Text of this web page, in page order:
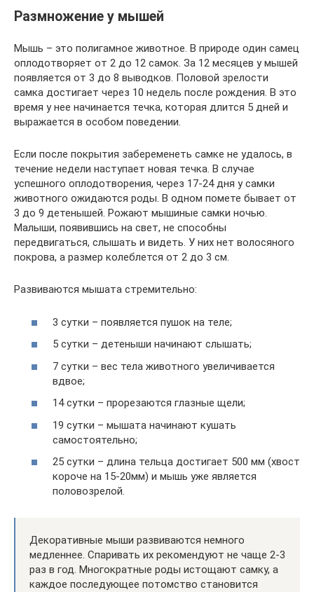
Размножение у мышей
Мышь – это полигамное животное. В природе один самец
оплодотворяет от 2 до 12 самок. За 12 месяцев у мышей
появляется от 3 до 8 выводков. Половой зрелости
самка достигает через 10 недель после рождения. В это
время у нее начинается течка, которая длится 5 дней и
выражается в особом поведении.
Если после покрытия забеременеть самке не удалось, в
течение недели наступает новая течка. В случае
успешного оплодотворения, через 17-24 дня у самки
животного ожидаются роды. В одном помете бывает от
3 до 9 детенышей. Рожают мышиные самки ночью.
Малыши, появившись на свет, не способны
передвигаться, слышать и видеть. У них нет волосяного
покрова, а размер колеблется от 2 до 3 см.
Развиваются мышата стремительно:
3 сутки – появляется пушок на теле;
5 сутки – детеныши начинают слышать;
7 сутки – вес тела животного увеличивается
вдвое;
14 сутки – прорезаются глазные щели;
19 сутки – мышата начинают кушать
самостоятельно;
25 сутки – длина тельца достигает 500 мм (хвост
короче на 15-20мм) и мышь уже является
половозрелой.
Декоративные мыши развиваются немного
медленнее. Спаривать их рекомендуют не чаще 2-3
раз в год. Многократные роды истощают самку, а
каждое последующее потомство становится